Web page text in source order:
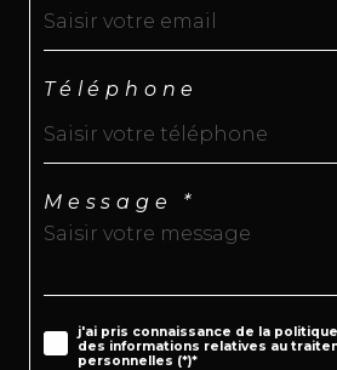
Téléphone
Message *
j'ai pris connaissance de la
des informations relatives au
personnelles (*)*